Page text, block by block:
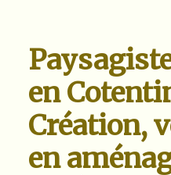
en
Création,
en